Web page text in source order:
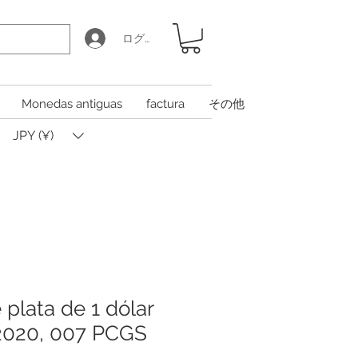
ログイン
Monedas antiguas factura その他
JPY (¥)
plata de 1 dólar
007 PCGS